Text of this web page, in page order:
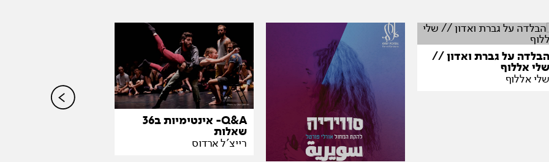
הבלדה על גברת ואדון //
שלי אללוף
שלי אללוף
Q&A- אינטימיות ב36
שאלות
רייצ'ל ארדוס
dive
גיל קרר